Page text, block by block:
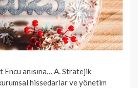
Encu anısına… A. Stratejik
hissedarlar ve yönetim